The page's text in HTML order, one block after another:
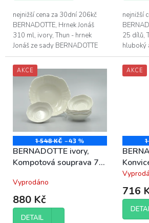
5
hvězdiček.
nejnižší cena za 30dní 206kč
BERNADOTTE, Hrnek Jonáš
310 ml, ivory, Thun - hrnek
Jonáš ze sady BERNADOTTE
bez dekoru, v barvě slonová
kost - objem hrnku je 310 ml -
vyrobeno z...
5
nejnižší
25 dílů,
hluboký
23 a
mísa 30
AKCE
1 548 KČ –43 %
BERNADOTTE ivory,
Kompotová souprava 7
Vyprodáno
880 Kč
DETAIL
AKCE
5,0
716